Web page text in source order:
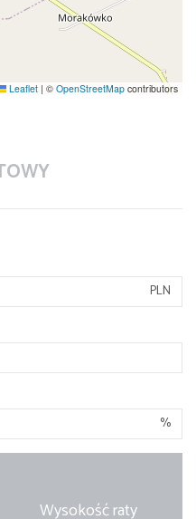
Leaflet | © OpenStreetMap contributors
PLN
%
Wysokość raty